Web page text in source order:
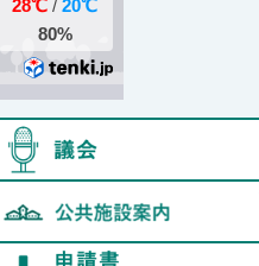
村長室
オンライン申請